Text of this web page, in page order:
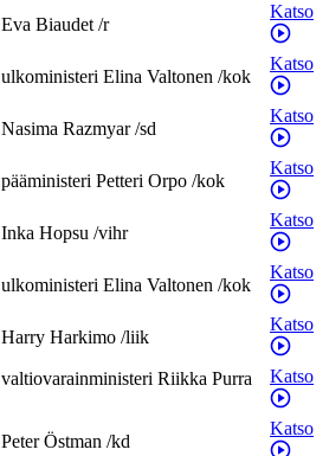
Eva Biaudet/r
Katso
ulkoministeri Elina Valtonen /kok
Katso
Nasima Razmyar/sd
Katso
pääministeri Petteri Orpo /kok
Katso
Inka Hopsu /vihr
Katso
ulkoministeri Elina Valtonen /kok
Katso
Harry Harkimo /liik
Katso
valtiovarainministeri Riikka Purra
Katso
Peter Östman /kd
Katso